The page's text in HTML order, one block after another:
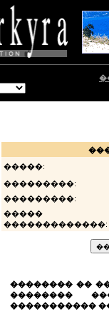
�����:
���������:
���������:
�����
�������������:
�������� ��
��������
�����������